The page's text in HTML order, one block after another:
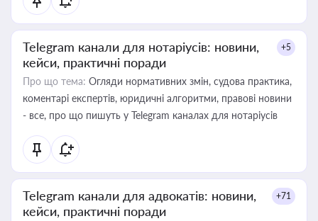
Telegram канали для нотаріусів: новини,
кейси, практичні поради
+5
Про що тема: Огляди нормативних змін, судова практика,
коментарі експертів, юридичні алгоритми, правові новини
- все, про що пишуть у Telegram каналах для нотаріусів
Telegram канали для адвокатів: новини,
кейси, практичні поради
+71